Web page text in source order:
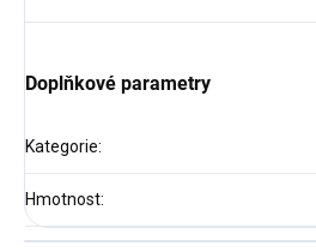
Doplňkové parametry
Kategorie:
Hmotnost: